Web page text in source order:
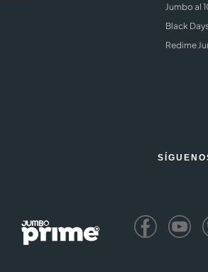
Jumbo al
Black
Redime